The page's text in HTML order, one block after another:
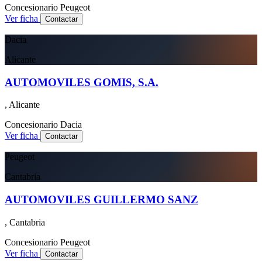
Concesionario Peugeot
Ver ficha
Contactar
Dacia
Alicante
AUTOMOVILES GOMIS, S.A.
, Alicante
Concesionario Dacia
Ver ficha
Contactar
Peugeot
Cantabria
AUTOMOVILES GUILLERMO SANZ
, Cantabria
Concesionario Peugeot
Ver ficha
Contactar